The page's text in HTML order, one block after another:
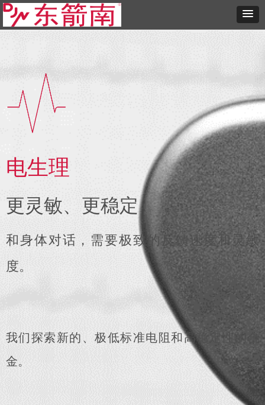
我们探索新的、极低标准电阻和高稳定性的合
金。
电生理
更灵敏、更稳定
和身体对话，需要极致的反馈速度和灵敏
度。